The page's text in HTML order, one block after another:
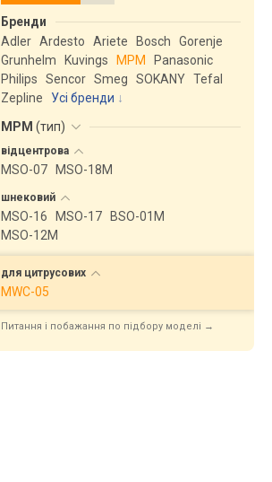
Бренди
Adler Ardesto Ariete Bosch
Gorenje
Grunhelm
Kuvings MPM
Panasonic
Philips
Sencor Smeg SOKANY Tefal
Zepline
Усі бренди
MPM (тип)
відцентрова
MSO-07 MSO-18M
шнековий
MSO-16 MSO-17
BSO-01M
MSO-12M
для цитрусових
MWC-05
Питання і побажання по підбору моделі →